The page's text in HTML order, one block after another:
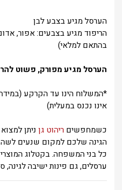
הערסל מגיע בצבע לבן
הריפוד מגיע בצבעים: אפור,
בהתאם למלאי)
הערסל מגיע מפורק, פשוט
*המשלוח הינו עד הקרקע
אינו נכנס במעלית)
כשמחפשים ריהוט גן ניתן
הגינה שלכם למקום שנעים
כל בני המשפחה. בקטלוג
ערסלים, גם פינות ישיבה לגינה,